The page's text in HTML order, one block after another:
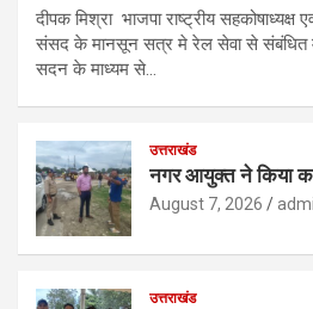
दीपक मिश्रा भाजपा राष्ट्रीय
संसद के मानसून सत्र मे रेल सेवा से संबंधित
सदन के माध्यम से…
उत्तराखंड
नगर आयुक्त ने किया
August 7, 2026
उत्तराखंड